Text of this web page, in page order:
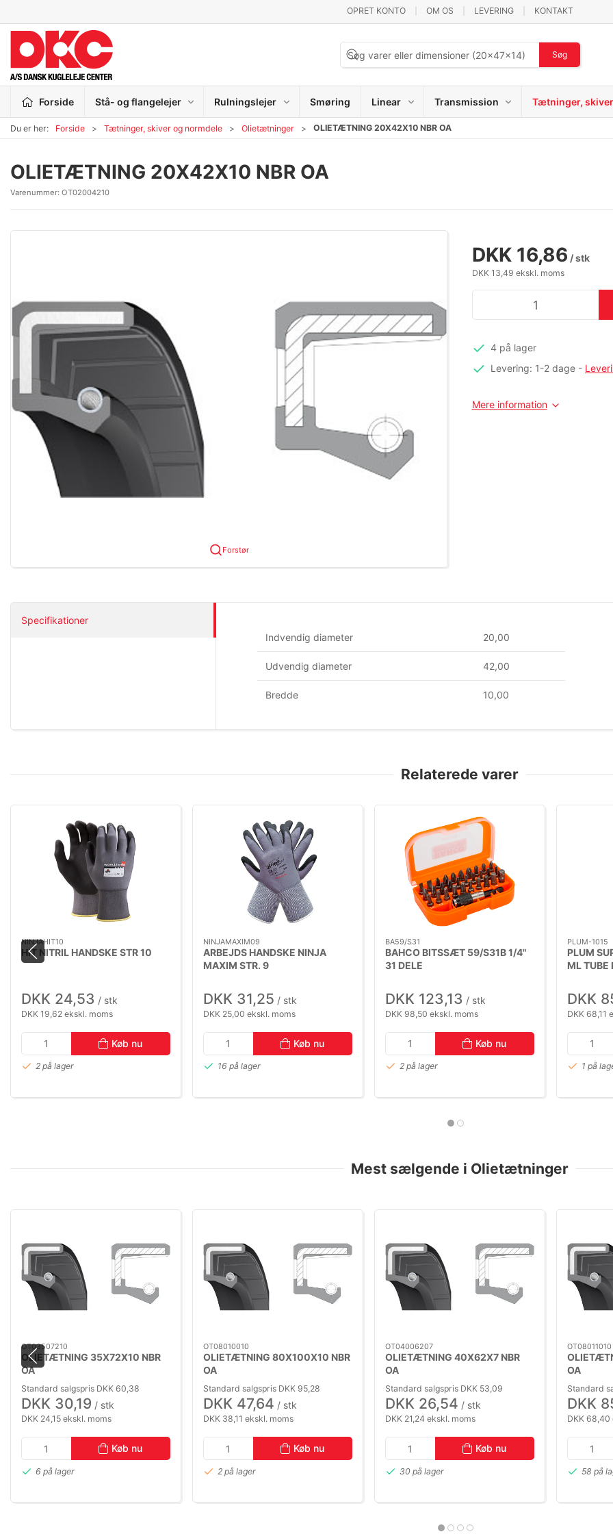
OPRET KONTO OM OS LEVERING KONTAKT
Søg
Forside Stå- og flangelejer Rulningslejer Smøring Linear Transmission Tætninger,
Du er her: Forside Tætninger, skiver og normdele Olietætninger OLIETÆTNING 20X42X10 NBR OA
OLIETÆTNING 20X42X10 NBR OA
Varenummer: OT02004210
Forstør
DKK 16,86 / stk
DKK 13,49 ekskl. moms
4 på lager
Levering: 1-2 dage -
Mere information
Specifikationer
Indvendig diameter
20,00
Udvendig diameter 42,00
Bredde 10,00
Relaterede varer
NINJAHIT10
HIT NITRIL HANDSKE STR 10
DKK 24,53 / stk
DKK 19,62 ekskl. moms
Køb nu
2 på lager
NINJAMAXIM09
ARBEJDS HANDSKE NINJA
MAXIM STR. 9
DKK 31,25 / stk
DKK 25,00 ekskl. moms
Køb nu
16 på lager
BA59/S31
BAHCO BITSSÆT 59/S31B 1/4"
31 DELE
DKK 123,13 / stk
DKK 98,50 ekskl. moms
Køb nu
2 på lager
PLUM-1015
PLUM
ML TUBE
DKK
DKK 68,11
1 på
Mest sælgende i Olietætninger
OT03507210
OLIETÆTNING 35X72X10 NBR
OA
Standard salgspris DKK 60,38
DKK 30,19 / stk
DKK 24,15 ekskl. moms
Køb nu
6 på lager
OT08010010
OLIETÆTNING 80X100X10 NBR
OA
Standard salgspris DKK 95,28
DKK 47,64 / stk
DKK 38,11 ekskl. moms
Køb nu
2 på lager
OT04006207
OLIETÆTNING 40X62X7 NBR
OA
Standard salgspris DKK 53,09
DKK 26,54 / stk
DKK 21,24 ekskl. moms
Køb nu
30 på lager
OT08011010
OA
Standard
DKK
DKK 68,40
58 på